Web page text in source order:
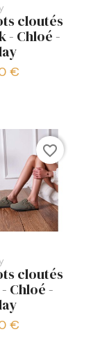
cloutés
- Chloé -
€
cloutés
Chloé -
€
favorite_border